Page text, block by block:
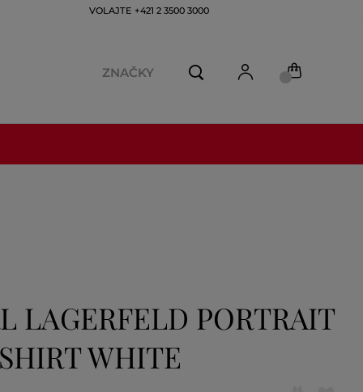
VOLAJTE +421 2 3500 3000
ZNAČKY
LAGERFELD PORTRAIT
WHITE